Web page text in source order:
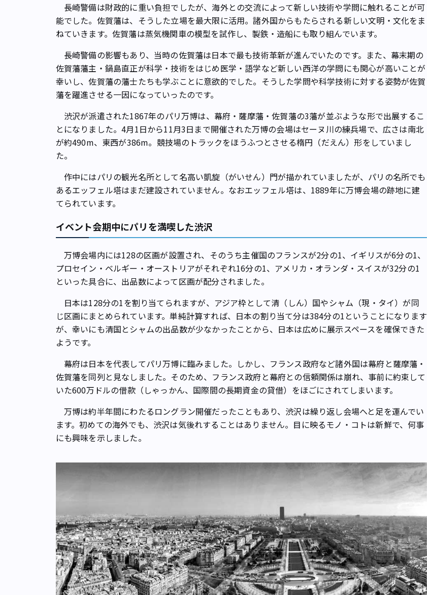
長崎警備は財政的に重い負担でしたが、海外との交流によって新しい技術や学問に触れることが可
能でした。佐賀藩は、そうした立場を最大限に活用。諸外国からもたらされる新しい文明・文化をま
ねていきます。佐賀藩は蒸気機関車の模型を試作し、製鉄・造船にも取り組んでいます。
長崎警備の影響もあり、当時の佐賀藩は日本で最も技術革新が進んでいたのです。また、幕末期の
佐賀藩藩主・鍋島直正が科学・技術をはじめ医学・語学など新しい西洋の学問にも関心が高いことが
幸いし、佐賀藩の藩士たちも学ぶことに意欲的でした。そうした学問や科学技術に対する姿勢が佐賀
藩を躍進させる一因になっていったのです。
渋沢が派遣された1867年のパリ万博は、幕府・薩摩藩・佐賀藩の3藩が並ぶような形で出展するこ
とになりました。4月1日から11月3日まで開催された万博の会場はセーヌ川の練兵場で、広さは南北
が約490m、東西が386m。競技場のトラックをほうふつとさせる楕円（だえん）形をしていまし
た。
作中にはパリの観光名所として名高い凱旋（がいせん）門が描かれていましたが、パリの名所でも
あるエッフェル塔はまだ建設されていません。なおエッフェル塔は、1889年に万博会場の跡地に建
てられています。
イベント会期中にパリを満喫した渋沢
万博会場内には128の区画が設置され、そのうち主催国のフランスが2分の1、イギリスが6分の1、
プロセイン・ベルギー・オーストリアがそれぞれ16分の1、アメリカ・オランダ・スイスが32分の1
といった具合に、出品数によって区画が配分されました。
日本は128分の1を割り当てられますが、アジア枠として清（しん）国やシャム（現・タイ）が同
じ区画にまとめられています。単純計算すれば、日本の割り当て分は384分の1ということになります
が、幸いにも清国とシャムの出品数が少なかったことから、日本は広めに展示スペースを確保できた
ようです。
幕府は日本を代表してパリ万博に臨みました。しかし、フランス政府など諸外国は幕府と薩摩藩・
佐賀藩を同列と見なしました。そのため、フランス政府と幕府との信頼関係は崩れ、事前に約束して
いた600万ドルの借款（しゃっかん、国際間の長期資金の貸借）をほごにされてしまいます。
万博は約半年間にわたるロングラン開催だったこともあり、渋沢は繰り返し会場へと足を運んでい
ます。初めての海外でも、渋沢は気後れすることはありません。目に映るモノ・コトは新鮮で、何事
にも興味を示しました。